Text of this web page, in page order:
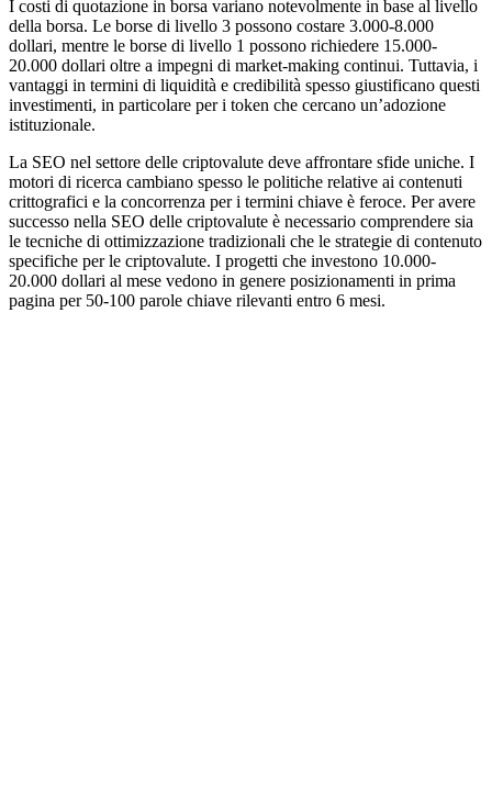
I costi di quotazione in borsa variano notevolmente in base al livello
della borsa. Le borse di livello 3 possono costare 3.000-8.000
dollari, mentre le borse di livello 1 possono richiedere 15.000-
20.000 dollari oltre a impegni di market-making continui. Tuttavia, i
vantaggi in termini di liquidità e credibilità spesso giustificano questi
investimenti, in particolare per i token che cercano un’adozione
istituzionale.
La SEO nel settore delle criptovalute deve affrontare sfide uniche. I
motori di ricerca cambiano spesso le politiche relative ai contenuti
crittografici e la concorrenza per i termini chiave è feroce. Per avere
successo nella SEO delle criptovalute è necessario comprendere sia
le tecniche di ottimizzazione tradizionali che le strategie di contenuto
specifiche per le criptovalute. I progetti che investono 10.000-
20.000 dollari al mese vedono in genere posizionamenti in prima
pagina per 50-100 parole chiave rilevanti entro 6 mesi.